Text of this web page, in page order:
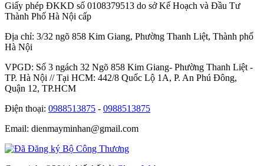
Giấy phép ĐKKD số 0108379513 do sở Kế Hoạch và Đầu Tư
Thành Phố Hà Nội cấp
Địa chỉ: 3/32 ngõ 858 Kim Giang, Phường Thanh Liệt, Thành phố
Hà Nội
VPGD: Số 3 ngách 32 Ngõ 858 Kim Giang- Phường Thanh Liệt -
TP. Hà Nội // Tại HCM: 442/8 Quốc Lộ 1A, P. An Phú Đông,
Quận 12, TP.HCM
Điện thoại: 0988513875 - 0988513875
Email: dienmayminhan@gmail.com